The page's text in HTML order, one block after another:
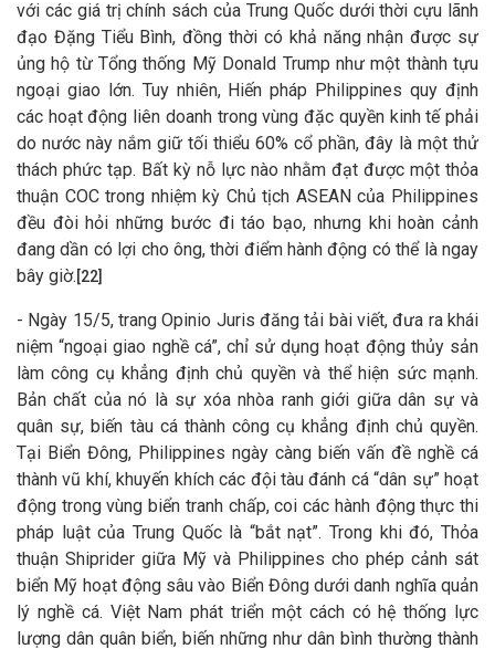
với các giá trị chính sách của Trung Quốc dưới thời cựu lãnh
đạo Đặng Tiểu Bình, đồng thời có khả năng nhận được sự
ủng hộ từ Tổng thống Mỹ Donald Trump như một thành tựu
ngoại giao lớn. Tuy nhiên, Hiến pháp Philippines quy định
các hoạt động liên doanh trong vùng đặc quyền kinh tế phải
do nước này nắm giữ tối thiểu 60% cổ phần, đây là một thử
thách phức tạp. Bất kỳ nỗ lực nào nhằm đạt được một thỏa
thuận COC trong nhiệm kỳ Chủ tịch ASEAN của Philippines
đều đòi hỏi những bước đi táo bạo, nhưng khi hoàn cảnh
đang dần có lợi cho ông, thời điểm hành động có thể là ngay
bây giờ. [22]
- Ngày 15/5, trang Opinio Juris đăng tải bài viết, đưa ra khái
niệm “ngoại giao nghề cá”, chỉ sử dụng hoạt động thủy sản
làm công cụ khẳng định chủ quyền và thể hiện sức mạnh.
Bản chất của nó là sự xóa nhòa ranh giới giữa dân sự và
quân sự, biến tàu cá thành công cụ khẳng định chủ quyền.
Tại Biển Đông, Philippines ngày càng biến vấn đề nghề cá
thành vũ khí, khuyến khích các đội tàu đánh cá “dân sự” hoạt
động trong vùng biển tranh chấp, coi các hành động thực thi
pháp luật của Trung Quốc là “bắt nạt”. Trong khi đó, Thỏa
thuận Shiprider giữa Mỹ và Philippines cho phép cảnh sát
biển Mỹ hoạt động sâu vào Biển Đông dưới danh nghĩa quản
lý nghề cá. Việt Nam phát triển một cách có hệ thống lực
lượng dân quân biển, biến những như dân bình thường thành